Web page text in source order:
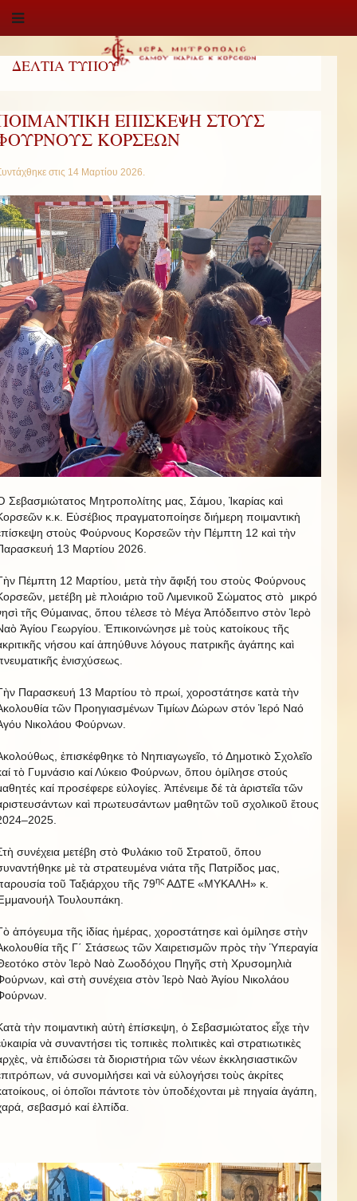
ΔΕΛΤΙΑ ΤΥΠΟΥ
ΕΠΙΣΚΕΨΗ ΣΤΟΥΣ
ΚΟΡΣΕΩΝ
στις 14 Μαρτίου 2026.
Σεβασμιώτατος Μητροπολίτης μας, Σάμου, Ἰκαρίας καὶ
κ.κ. Εὐσέβιος πραγματοποίησε διήμερη ποιμαντικὴ
στοὺς Φούρνους Κορσεῶν τὴν Πέμπτη 12 καὶ τὴν
13 Μαρτίου 2026.
Πέμπτη 12 Μαρτίου, μετὰ τὴν ἄφιξή του στοὺς Φούρνους
μετέβη μὲ πλοιάριο τοῦ Λιμενικοῦ Σώματος στὸ μικρό
τῆς Θύμαινας, ὅπου τέλεσε τὸ Μέγα Ἀπόδειπνο στὸν Ἱερὸ
Ἁγίου Γεωργίου. Ἐπικοινώνησε μὲ τοὺς κατοίκους τῆς
νήσου καί ἀπηύθυνε λόγους πατρικῆς ἀγάπης καὶ
ἐνισχύσεως.
Παρασκευή 13 Μαρτίου τὸ πρωί, χοροστάτησε κατὰ τὴν
τῶν Προηγιασμένων Τιμίων Δώρων στόν Ἱερό Ναό
Νικολάου Φούρνων.
ἐπισκέφθηκε τὸ Νηπιαγωγεῖο, τό Δημοτικὸ Σχολεῖο
τὸ Γυμνάσιο καί Λύκειο Φούρνων, ὅπου ὁμίλησε στούς
καί προσέφερε εὐλογίες. Ἀπένειμε δέ τὰ ἀριστεῖα τῶν
καὶ πρωτευσάντων μαθητῶν τοῦ σχολικοῦ ἔτους
συνέχεια μετέβη στὸ Φυλάκιο τοῦ Στρατοῦ, ὅπου
μὲ τὰ στρατευμένα νιάτα τῆς Πατρίδος μας,
τοῦ Ταξιάρχου τῆς 79ης ΑΔΤΕ «ΜΥΚΑΛΗ» κ.
Τουλουπάκη.
ἀπόγευμα τῆς ἰδίας ἡμέρας, χοροστάτησε καὶ ὁμίλησε στὴν
τῆς Γ΄ Στάσεως τῶν Χαιρετισμῶν πρὸς τὴν Ὑπεραγία
στὸν Ἱερὸ Ναὸ Ζωοδόχου Πηγῆς στὴ Χρυσομηλιὰ
καὶ στὴ συνέχεια στὸν Ἱερὸ Ναὸ Ἁγίου Νικολάου
τὴν ποιμαντικὴ αὐτὴ ἐπίσκεψη, ὁ Σεβασμιώτατος εἶχε τὴν
νὰ συναντήσει τὶς τοπικὲς πολιτικὲς καὶ στρατιωτικὲς
νὰ ἐπιδώσει τὰ διοριστήρια τῶν νέων ἐκκλησιαστικῶν
νά συνομιλήσει καὶ νὰ εὐλογήσει τοὺς ἀκρίτες
οἱ ὁποῖοι πάντοτε τὸν ὑποδέχονται μὲ πηγαία ἀγάπη,
σεβασμό καί ἐλπίδα.